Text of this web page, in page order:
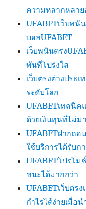
ความหลากหลาย
UFABETเว็บพนั
บอลUFABET
เว็บพนันตรง
พันที่โปร่งใส
เว็บตรงต่างประ
ระดับโลก
UFABETเทคนิค
ด้วยเงินทุนที่ไม่ม
UFABETฝากถอ
ใช้บริการได้รับก
UFABETโปรโม
ชนะได้มากกว่า
UFABETเว็บตร
กำไรได้ง่ายเมื่อ